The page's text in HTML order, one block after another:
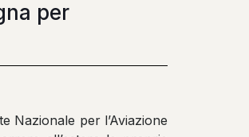
per
Nazionale per l’Aviazione